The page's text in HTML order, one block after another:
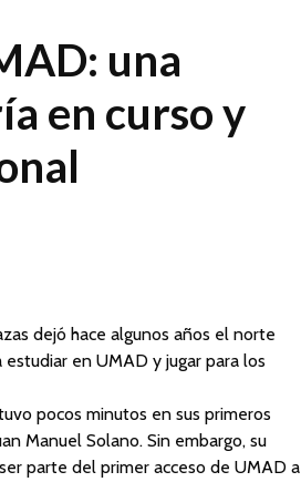
una
en curso y
dejó hace algunos años el norte
en UMAD y jugar para los
pocos minutos en sus primeros
Manuel Solano. Sin embargo, su
parte del primer acceso de UMAD a